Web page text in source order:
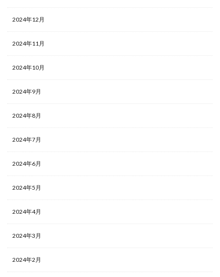
2024年12月
2024年11月
2024年10月
2024年9月
2024年8月
2024年7月
2024年6月
2024年5月
2024年4月
2024年3月
2024年2月